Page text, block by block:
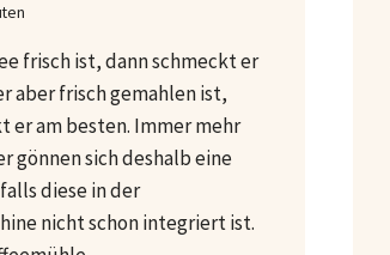
frisch ist, dann schmeckt er
aber frisch gemahlen ist,
er am besten. Immer mehr
gönnen sich deshalb eine
diese in der
nicht schon integriert ist.